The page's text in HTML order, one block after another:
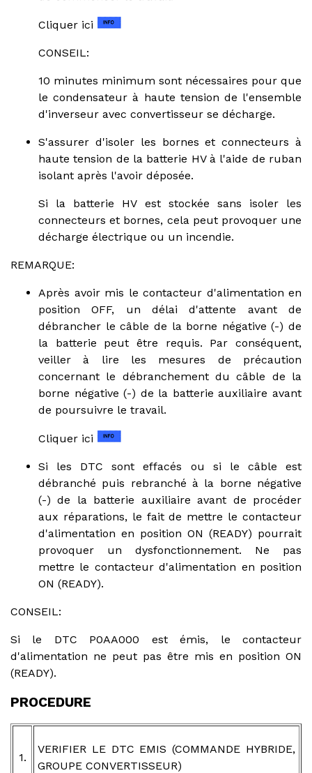
Cliquer ici
CONSEIL:
10 minutes minimum sont nécessaires pour que
le condensateur à haute tension de l'ensemble
d'inverseur avec convertisseur se décharge.
S'assurer d'isoler les bornes et connecteurs à
haute tension de la batterie HV à l'aide de ruban
isolant après l'avoir déposée.
Si la batterie HV est stockée sans isoler les
connecteurs et bornes, cela peut provoquer une
décharge électrique ou un incendie.
REMARQUE:
Après avoir mis le contacteur d'alimentation en
position OFF, un délai d'attente avant de
débrancher le câble de la borne négative (-) de
la batterie peut être requis. Par conséquent,
veiller à lire les mesures de précaution
concernant le débranchement du câble de la
borne négative (-) de la batterie auxiliaire avant
de poursuivre le travail.
Cliquer ici
Si les DTC sont effacés ou si le câble est
débranché puis rebranché à la borne négative
(-) de la batterie auxiliaire avant de procéder
aux réparations, le fait de mettre le contacteur
d'alimentation en position ON (READY) pourrait
provoquer un dysfonctionnement. Ne pas
mettre le contacteur d'alimentation en position
ON (READY).
CONSEIL:
Si le DTC P0AA000 est émis, le contacteur
d'alimentation ne peut pas être mis en position ON
(READY).
PROCEDURE
1.
VERIFIER LE DTC EMIS (COMMANDE HYBRIDE,
GROUPE CONVERTISSEUR)